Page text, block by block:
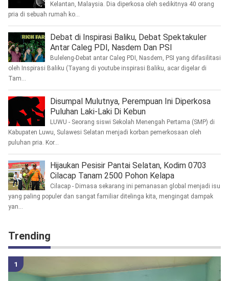
Kelantan, Malaysia. Dia diperkosa oleh sedikitnya 40 orang
pria di sebuah rumah ko...
Debat di Inspirasi Baliku, Debat Spektakuler
Antar Caleg PDI, Nasdem Dan PSI
Buleleng-Debat antar Caleg PDI, Nasdem, PSI yang difasilitasi
oleh Inspirasi Baliku (Tayang di youtube inspirasi Baliku, acar digelar di
Tam...
Disumpal Mulutnya, Perempuan Ini Diperkosa
Puluhan Laki-Laki Di Kebun
LUWU - Seorang siswi Sekolah Menengah Pertama (SMP) di
Kabupaten Luwu, Sulawesi Selatan menjadi korban pemerkosaan oleh
puluhan pria. Kor...
Hijaukan Pesisir Pantai Selatan, Kodim 0703
Cilacap Tanam 2500 Pohon Kelapa
Cilacap - Dimasa sekarang ini pemanasan global menjadi isu
yang paling populer dan sangat familiar ditelinga kita, mengingat dampak
yan...
Trending